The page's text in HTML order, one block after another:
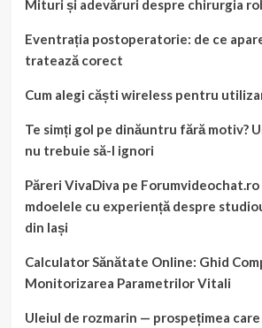
Mituri și adevăruri despre chirurgia
Eventrația postoperatorie: de ce
tratează corect
Cum alegi căști wireless pentru
Te simți gol pe dinăuntru fără motiv?
nu trebuie să-l ignori
Păreri VivaDiva pe Forumvideochat.ro
mdoelele cu experiență despre
din Iași
Calculator Sănătate Online: Ghid
Monitorizarea Parametrilor Vitali
Uleiul de rozmarin — prospețimea